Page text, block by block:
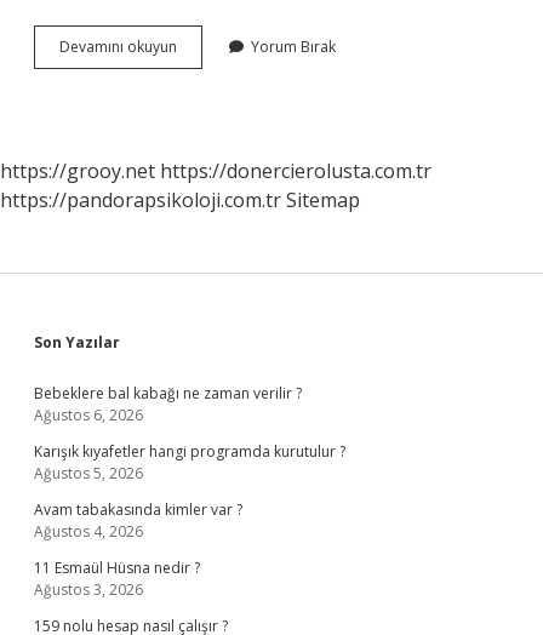
Devamını okuyun
Bardak
Sirkesi
Konur
Yorum Bırak
https://grooy.net https://donercierolusta.com.tr
https://pandorapsikoloji.com.trSitemap
Sidebar
Son Yazılar
Bebeklere bal kabağı ne zaman verilir ?
Ağustos 6, 2026
Karışık kıyafetler hangi programda kurutulur ?
Ağustos 5, 2026
Avam tabakasında kimler var ?
Ağustos 4, 2026
11 Esmaül Hüsna nedir ?
Ağustos 3, 2026
159 nolu hesap nasıl çalışır ?